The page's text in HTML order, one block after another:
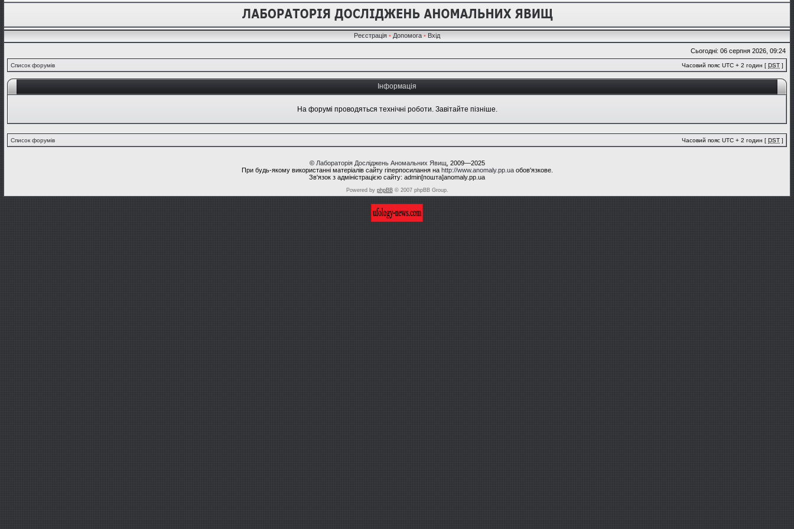
Реєстрація • Допомога • Вхід
Сьогодні: 06 серпня 2026, 09:24
Список форумів Часовий пояс UTC + 2 годин [ DST ]
Інформація
На форумі проводяться технічні роботи. Завітайте пізніше.
Список форумів Часовий пояс UTC + 2 годин [ DST ]
© Лабораторія Досліджень Аномальних Явищ , 2009—2025
При будь-якому використанні матеріалів сайту гіперпосилання на http://www.anomaly.pp.uaобов'язкове.
Зв'язок з адміністрацією сайту: admin[пошта]anomaly.pp.ua
Powered by phpBB© 2007 phpBB Group.